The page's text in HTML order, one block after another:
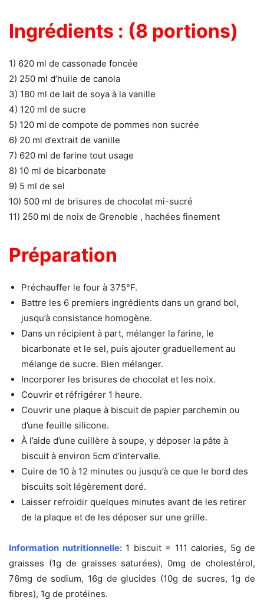
Ingrédients : (8 portions)
1) 620 ml de cassonade foncée
2) 250 ml d’huile de canola
3) 180 ml de lait de soya à la vanille
4) 120 ml de sucre
5) 120 ml de compote de pommes non sucrée
6) 20 ml d’extrait de vanille
7) 620 ml de farine tout usage
8) 10 ml de bicarbonate
9) 5 ml de sel
10) 500 ml de brisures de chocolat mi-sucré
11) 250 ml de noix de Grenoble , hachées finement
Préparation
Préchauffer le four à 375°F.
Battre les 6 premiers ingrédients dans un grand bol,
jusqu’à consistance homogène.
Dans un récipient à part, mélanger la farine, le
bicarbonate et le sel, puis ajouter graduellement au
mélange de sucre. Bien mélanger.
Incorporer les brisures de chocolat et les noix.
Couvrir et réfrigérer 1 heure.
Couvrir une plaque à biscuit de papier parchemin ou
d’une feuille silicone.
À l’aide d’une cuillère à soupe, y déposer la pâte à
biscuit à environ 5cm d’intervalle.
Cuire de 10 à 12 minutes ou jusqu’à ce que le bord des
biscuits soit légèrement doré.
Laisser refroidir quelques minutes avant de les retirer
de la plaque et de les déposer sur une grille.
Information nutritionnelle:1 biscuit = 111 calories, 5g de
graisses (1g de graisses saturées), 0mg de cholestérol,
76mg de sodium, 16g de glucides (10g de sucres, 1g de
fibres), 1g de protéines.